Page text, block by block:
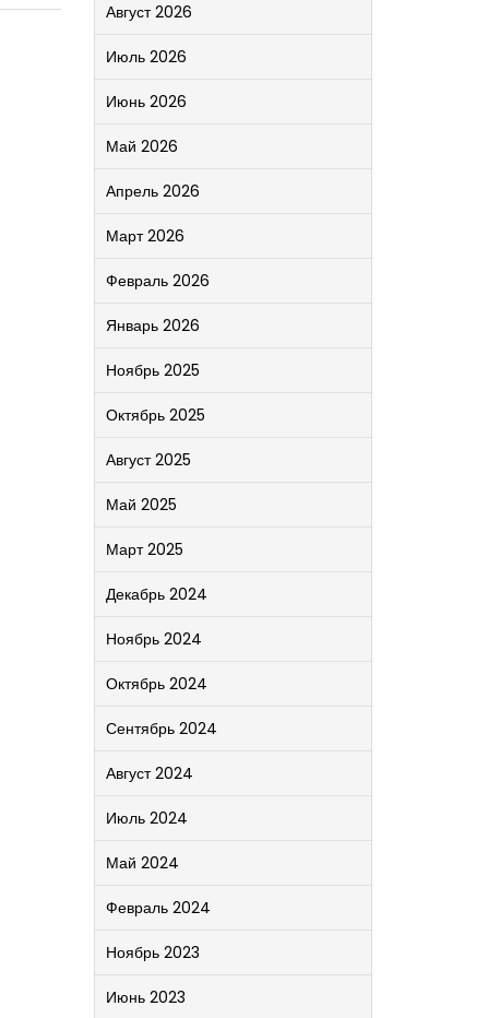
Август 2026
Июль 2026
Июнь 2026
Май 2026
Апрель 2026
Март 2026
Февраль 2026
Январь 2026
Ноябрь 2025
Октябрь 2025
Август 2025
Май 2025
Март 2025
Декабрь 2024
Ноябрь 2024
Октябрь 2024
Сентябрь 2024
Август 2024
Июль 2024
Май 2024
Февраль 2024
Ноябрь 2023
Июнь 2023